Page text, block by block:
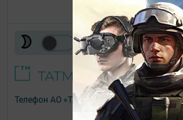
Телефон АО «ТАТМЕДИА»:(843) 222 09 84